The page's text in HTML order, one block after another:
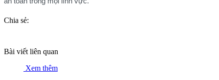
Chia sẻ:
Bài viết liên quan
Xem thêm